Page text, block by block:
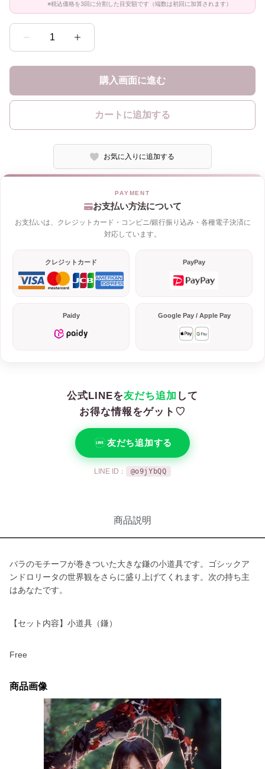
※税込価格を3回に分割した目安額です（端数は初回に加算されます）
1
購入画面に進む
カートに追加する
お気に入りに追加する
お支払い方法について
お支払いは、クレジットカード・コンビニ/銀行振り込み・各種電子決済に
対応しています。
クレジットカード PayPay
Paidy Google Pay / Apple Pay
公式LINEを友だち追加 して
お得な情報をゲット♡
友だち追加する
LINE ID： @o9jYbQQ
商品説明
バラのモチーフが巻きついた大きな鎌の小道具です。ゴシックア
ンドロリータの世界観をさらに盛り上げてくれます。次の持ち主
はあなたです。
【セット内容】小道具（鎌）
Free
商品画像